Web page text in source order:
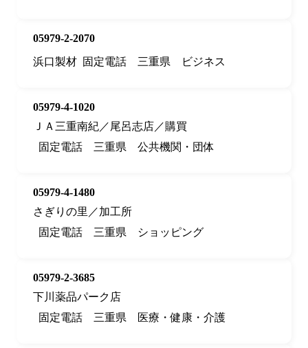
05979-2-2070
浜口製材 固定電話 三重県 ビジネス
05979-4-1020
ＪＡ三重南紀／尾呂志店／購買
固定電話
三重県 公共機関・団体
05979-4-1480
さぎりの里／加工所
固定電話
三重県 ショッピング
05979-2-3685
下川薬品パーク店
固定電話
三重県 医療・健康・介護